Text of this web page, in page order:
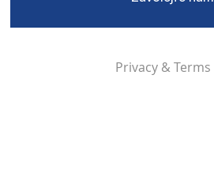
Privacy & Terms